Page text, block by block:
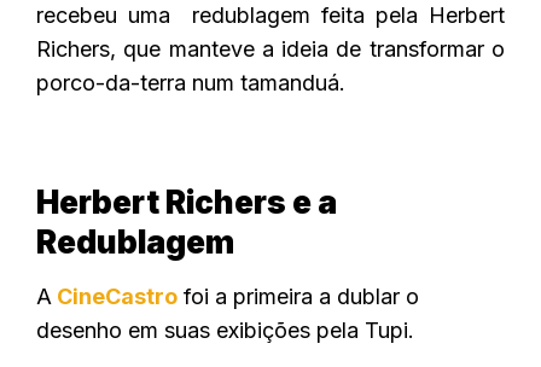
recebeu uma redublagem feita pela Herbert
Richers, que manteve a ideia de transformar o
porco-da-terra num tamanduá.
Herbert Richers e a
Redublagem
A CineCastro foi a primeira a dublar o
desenho em suas exibições pela Tupi.